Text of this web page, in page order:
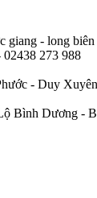
giang - long
273 988
- Duy
Bình Dương -